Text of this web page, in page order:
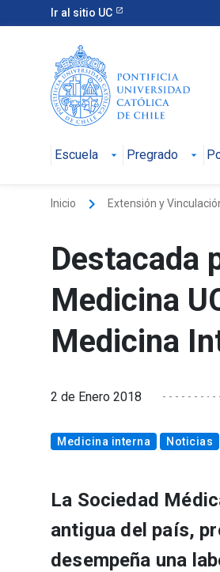
Ir al sitio UC
Escuela Pregrado
Inicio keyboard_arrow_right Extensión y
Destacada
Medicina
Medicina
2 de Enero 2018
Medicina interna Noticias
La Sociedad
antigua del país,
desempeña una